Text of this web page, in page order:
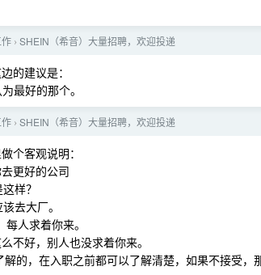
› SHEIN（希音）大量招聘，欢迎投递
的建议是：
最好的那个。
› SHEIN（希音）大量招聘，欢迎投递
个客观说明：
更好的公司
样？
去大厂。
人求着你来。
不好，别人也没求着你来。
的，在入职之前都可以了解清楚，如果不接受，